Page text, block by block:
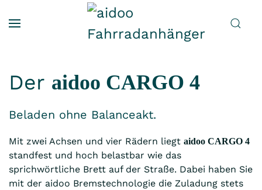
Zum Hauptinhalt springen
Der aidoo CARGO 4
Beladen ohne Balanceakt.
Mit zwei Achsen und vier Rädern liegt aidoo CARGO 4
standfest und hoch belastbar wie das
sprichwörtliche Brett auf der Straße. Dabei haben Sie
mit der aidoo Bremstechnologie die Zuladung stets